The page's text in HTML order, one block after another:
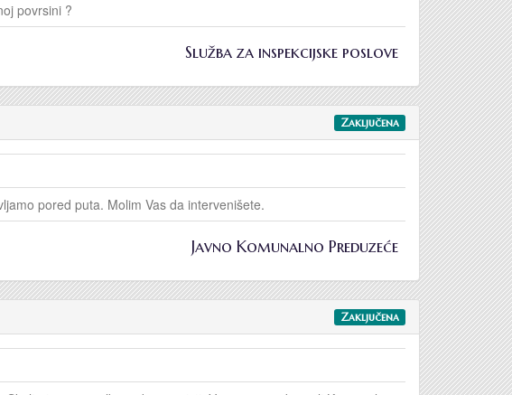
povrsini ?
Služba za inspekcijske poslove
Zaključena
pored puta. Molim Vas da intervenišete.
Javno Komunalno Preduzeće
Zaključena